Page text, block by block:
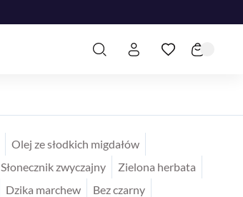
Olej ze słodkich migdałów
Słonecznik zwyczajny
Zielona herbata
Dzika marchew
Bez czarny